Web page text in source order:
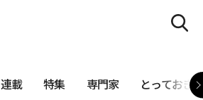
連載 特集 専門家 とっておき